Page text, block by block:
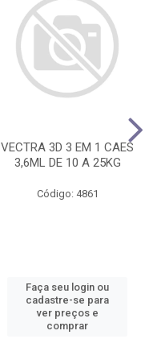
VECTRA 3D 3 EM 1 CAES
3,6ML DE 10 A 25KG
Código: 4861
Faça seu login ou
cadastre-se para
ver preços e
comprar